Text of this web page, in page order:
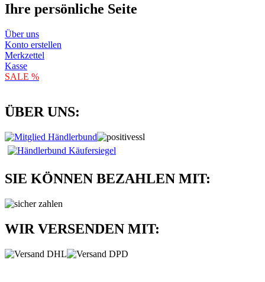
Ihre persönliche Seite
Über uns
Konto erstellen
Merkzettel
Kasse
SALE %
ÜBER UNS:
SIE KÖNNEN BEZAHLEN MIT:
WIR VERSENDEN MIT: